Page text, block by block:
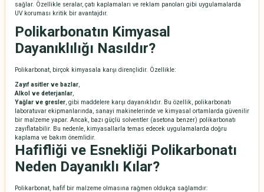
sağlar. Özellikle seralar, çatı kaplamaları ve reklam panoları gibi uygulamalarda
UV koruması kritik bir avantajdır.
Polikarbonatın Kimyasal
Dayanıklılığı Nasıldır?
Polikarbonat, birçok kimyasala karşı dirençlidir. Özellikle:
Zayıf asitler ve bazlar
Alkol ve deterjanlar
Yağlar ve gresler , gibi maddelere karşı dayanıklıdır. Bu özellik, polikarbonatı
laboratuvar ekipmanlarında, sanayi makinelerinde ve kimyasal ortamlarda güvenilir
bir malzeme yapar. Ancak, bazı güçlü solventler (asetona benzer) polikarbonatı
zayıflatabilir. Bu nedenle, kimyasallarla temas edecek uygulamalarda doğru
kaplama ve bakım önemlidir.
Hafifliği ve Esnekliği Polikarbonatı
Neden Dayanıklı Kılar?
Polikarbonat, hafif bir malzeme olmasına rağmen oldukça sağlamdır: